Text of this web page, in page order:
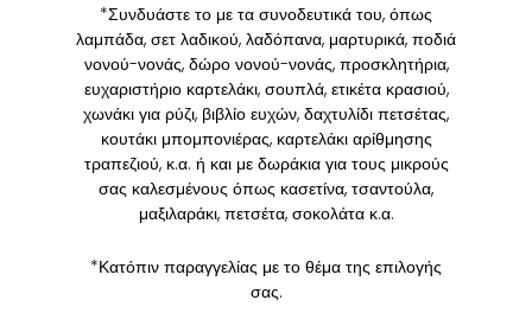
*Συνδυάστε το με τα συνοδευτικά του, όπως
λαμπάδα, σετ λαδικού, λαδόπανα, μαρτυρικά, ποδιά
νονού-νονάς, δώρο νονού-νονάς, προσκλητήρια,
ευχαριστήριο καρτελάκι, σουπλά, ετικέτα κρασιού,
χωνάκι για ρύζι, βιβλίο ευχών, δαχτυλίδι πετσέτας,
κουτάκι μπομπονιέρας, καρτελάκι αρίθμησης
τραπεζιού, κ.α. ή και με δωράκια για τους μικρούς
σας καλεσμένους όπως κασετίνα, τσαντούλα,
μαξιλαράκι, πετσέτα, σοκολάτα κ.α.
*Κατόπιν παραγγελίας με το θέμα της επιλογής
σας.